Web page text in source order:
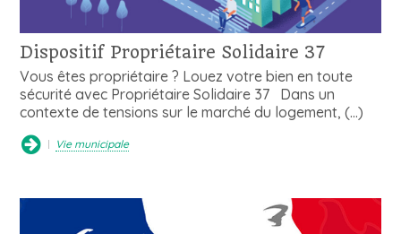
Dispositif Propriétaire Solidaire 37
Vous êtes propriétaire ? Louez votre bien en toute
sécurité avec Propriétaire Solidaire 37 Dans un
contexte de tensions sur le marché du logement, (…)
Vie municipale